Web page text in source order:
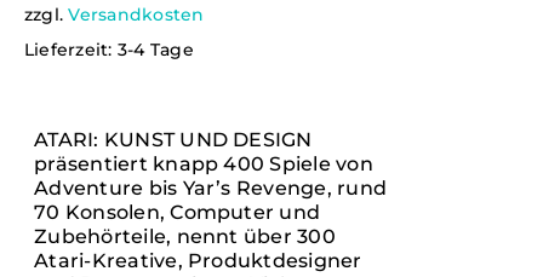
/
zzgl.Versandkosten
Lieferzeit: 3-4 Tage
ATARI: KUNST UND DESIGN
präsentiert knapp 400 Spiele von
Adventure bis Yar’s Revenge, rund
70 Konsolen, Computer und
Zubehörteile, nennt über 300
Atari-Kreative, Produktdesigner